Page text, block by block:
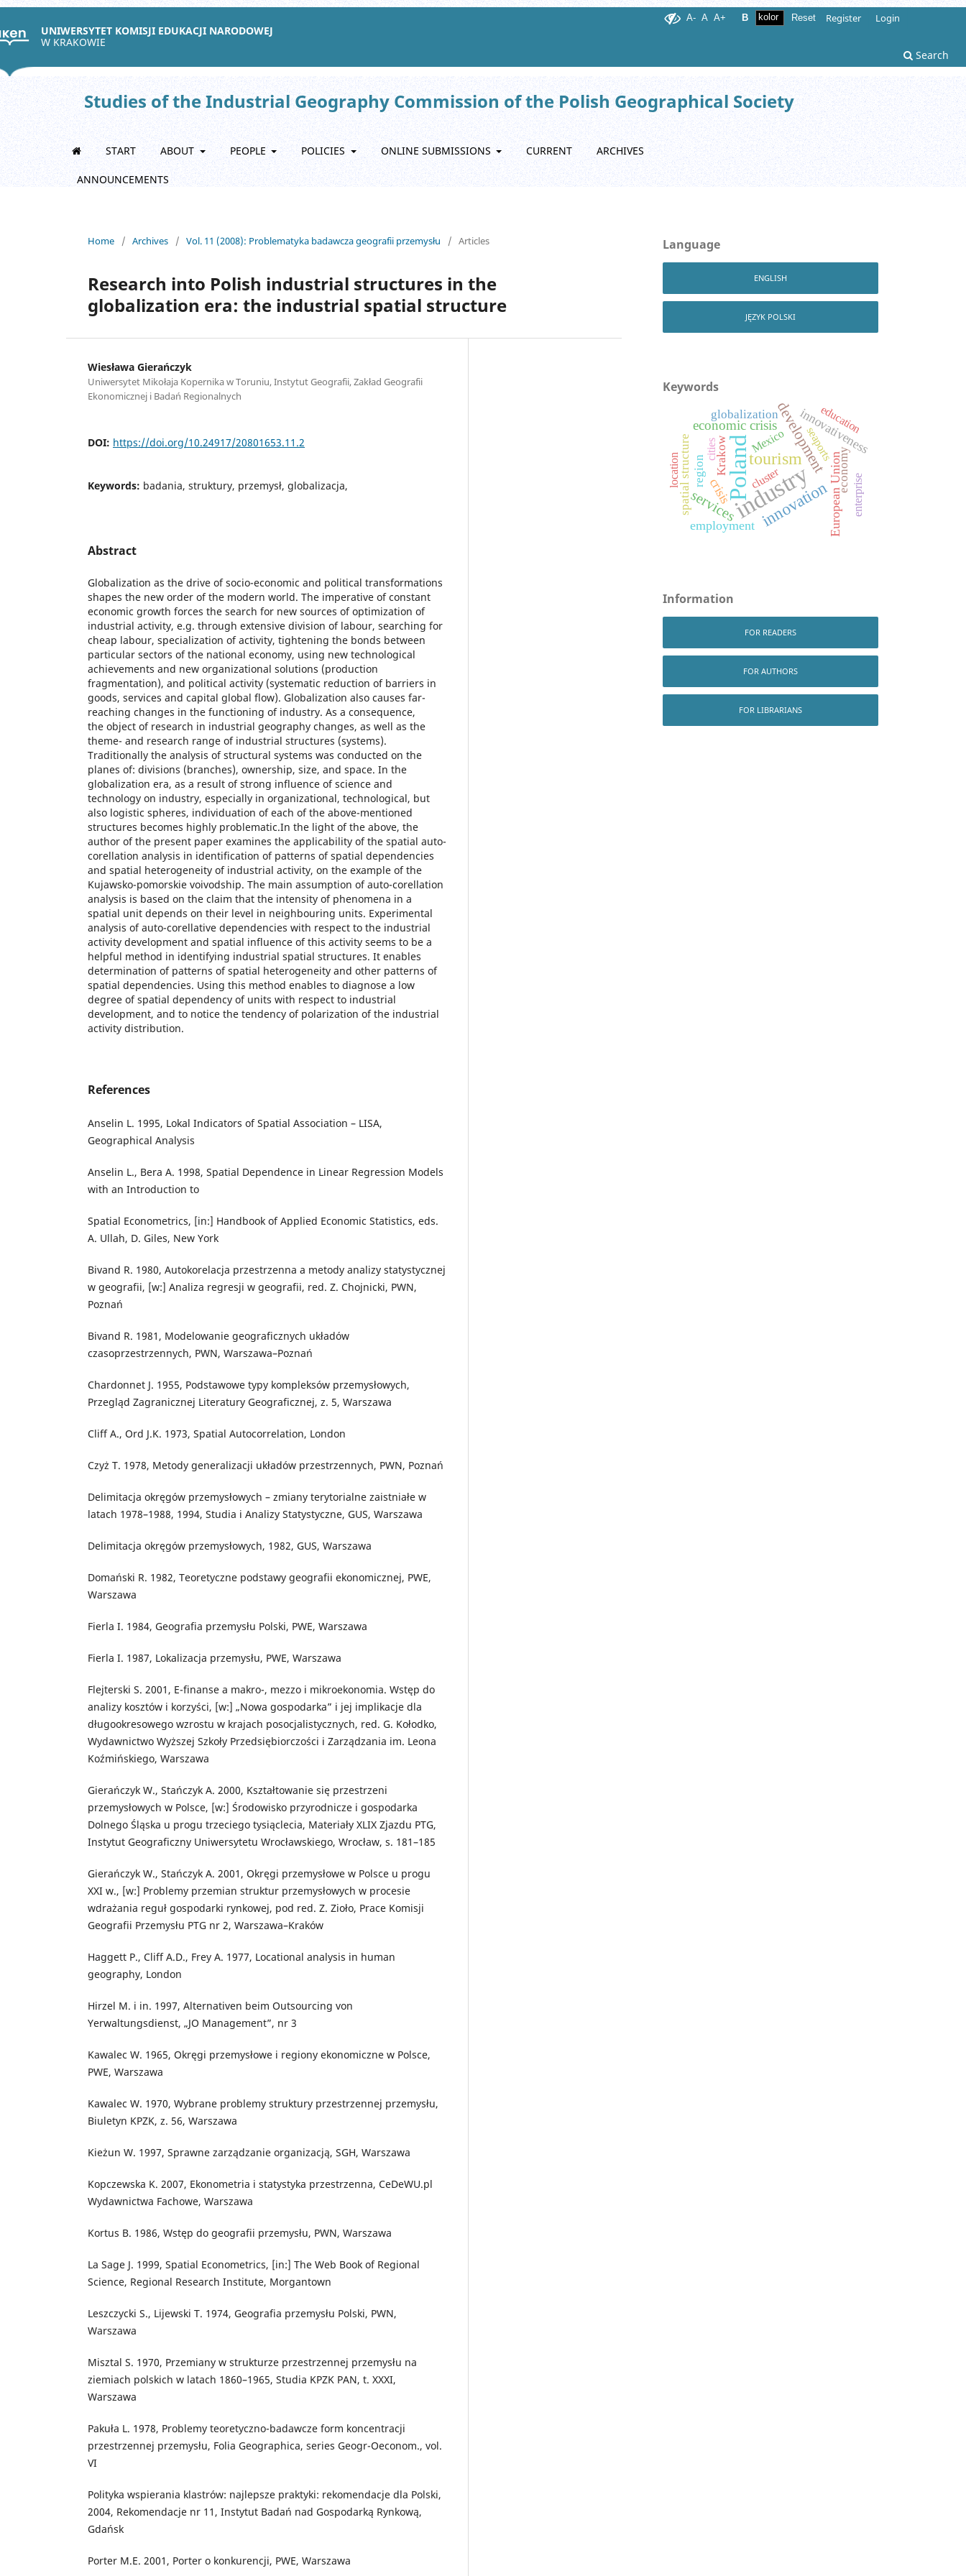
UNIWERSYTET KOMISJI EDUKACJI NARODOWEJ
W KRAKOWIE
Search
Studies of the Industrial Geography Commission of the Polish Geographical Society
START ABOUT PEOPLE POLICIES ONLINE SUBMISSIONS CURRENT ARCHIVES
ANNOUNCEMENTS
A- A A+ B Reset Register Login
Home / Archives / Vol. 11 (2008): Problematyka badawcza geografii przemysłu / Articles
Research into Polish industrial structures in the
globalization era: the industrial spatial structure
Wiesława Gierańczyk
Uniwersytet Mikołaja Kopernika w Toruniu, Instytut Geografii, Zakład Geografii
Ekonomicznej i Badań Regionalnych
DOI: https://doi.org/10.24917/20801653.11.2
Keywords: badania, struktury, przemysł, globalizacja,
Abstract
Globalization as the drive of socio-economic and political transformations
shapes the new order of the modern world. The imperative of constant
economic growth forces the search for new sources of optimization of
industrial activity, e.g. through extensive division of labour, searching for
cheap labour, specialization of activity, tightening the bonds between
particular sectors of the national economy, using new technological
achievements and new organizational solutions (production
fragmentation), and political activity (systematic reduction of barriers in
goods, services and capital global flow). Globalization also causes far-
reaching changes in the functioning of industry. As a consequence,
the object of research in industrial geography changes, as well as the
theme- and research range of industrial structures (systems).
Traditionally the analysis of structural systems was conducted on the
planes of: divisions (branches), ownership, size, and space. In the
globalization era, as a result of strong influence of science and
technology on industry, especially in organizational, technological, but
also logistic spheres, individuation of each of the above-mentioned
structures becomes highly problematic.In the light of the above, the
author of the present paper examines the applicability of the spatial auto-
corellation analysis in identification of patterns of spatial dependencies
and spatial heterogeneity of industrial activity, on the example of the
Kujawsko-pomorskie voivodship. The main assumption of auto-corellation
analysis is based on the claim that the intensity of phenomena in a
spatial unit depends on their level in neighbouring units. Experimental
analysis of auto-corellative dependencies with respect to the industrial
activity development and spatial influence of this activity seems to be a
helpful method in identifying industrial spatial structures. It enables
determination of patterns of spatial heterogeneity and other patterns of
spatial dependencies. Using this method enables to diagnose a low
degree of spatial dependency of units with respect to industrial
development, and to notice the tendency of polarization of the industrial
activity distribution.
References
Anselin L. 1995, Lokal Indicators of Spatial Association – LISA,
Geographical Analysis
Anselin L., Bera A. 1998, Spatial Dependence in Linear Regression Models
with an Introduction to
Spatial Econometrics, [in:] Handbook of Applied Economic Statistics, eds.
A. Ullah, D. Giles, New York
Bivand R. 1980, Autokorelacja przestrzenna a metody analizy statystycznej
w geografii, [w:] Analiza regresji w geografii, red. Z. Chojnicki, PWN,
Poznań
Bivand R. 1981, Modelowanie geograficznych układów
czasoprzestrzennych, PWN, Warszawa–Poznań
Chardonnet J. 1955, Podstawowe typy kompleksów przemysłowych,
Przegląd Zagranicznej Literatury Geograficznej, z. 5, Warszawa
Cliff A., Ord J.K. 1973, Spatial Autocorrelation, London
Czyż T. 1978, Metody generalizacji układów przestrzennych, PWN, Poznań
Delimitacja okręgów przemysłowych – zmiany terytorialne zaistniałe w
latach 1978–1988, 1994, Studia i Analizy Statystyczne, GUS, Warszawa
Delimitacja okręgów przemysłowych, 1982, GUS, Warszawa
Domański R. 1982, Teoretyczne podstawy geografii ekonomicznej, PWE,
Warszawa
Fierla I. 1984, Geografia przemysłu Polski, PWE, Warszawa
Fierla I. 1987, Lokalizacja przemysłu, PWE, Warszawa
Flejterski S. 2001, E-finanse a makro-, mezzo i mikroekonomia. Wstęp do
analizy kosztów i korzyści, [w:] „Nowa gospodarka” i jej implikacje dla
długookresowego wzrostu w krajach posocjalistycznych, red. G. Kołodko,
Wydawnictwo Wyższej Szkoły Przedsiębiorczości i Zarządzania im. Leona
Koźmińskiego, Warszawa
Gierańczyk W., Stańczyk A. 2000, Kształtowanie się przestrzeni
przemysłowych w Polsce, [w:] Środowisko przyrodnicze i gospodarka
Dolnego Śląska u progu trzeciego tysiąclecia, Materiały XLIX Zjazdu PTG,
Instytut Geograficzny Uniwersytetu Wrocławskiego, Wrocław, s. 181–185
Gierańczyk W., Stańczyk A. 2001, Okręgi przemysłowe w Polsce u progu
XXI w., [w:] Problemy przemian struktur przemysłowych w procesie
wdrażania reguł gospodarki rynkowej, pod red. Z. Zioło, Prace Komisji
Geografii Przemysłu PTG nr 2, Warszawa–Kraków
Haggett P., Cliff A.D., Frey A. 1977, Locational analysis in human
geography, London
Hirzel M. i in. 1997, Alternativen beim Outsourcing von
Yerwaltungsdienst, „JO Management”, nr 3
Kawalec W. 1965, Okręgi przemysłowe i regiony ekonomiczne w Polsce,
PWE, Warszawa
Kawalec W. 1970, Wybrane problemy struktury przestrzennej przemysłu,
Biuletyn KPZK, z. 56, Warszawa
Kieżun W. 1997, Sprawne zarządzanie organizacją, SGH, Warszawa
Kopczewska K. 2007, Ekonometria i statystyka przestrzenna, CeDeWU.pl
Wydawnictwa Fachowe, Warszawa
Kortus B. 1986, Wstęp do geografii przemysłu, PWN, Warszawa
La Sage J. 1999, Spatial Econometrics, [in:] The Web Book of Regional
Science, Regional Research Institute, Morgantown
Leszczycki S., Lijewski T. 1974, Geografia przemysłu Polski, PWN,
Warszawa
Misztal S. 1970, Przemiany w strukturze przestrzennej przemysłu na
ziemiach polskich w latach 1860–1965, Studia KPZK PAN, t. XXXI,
Warszawa
Pakuła L. 1978, Problemy teoretyczno-badawcze form koncentracji
przestrzennej przemysłu, Folia Geographica, series Geogr-Oeconom., vol.
VI
Polityka wspierania klastrów: najlepsze praktyki: rekomendacje dla Polski,
2004, Rekomendacje nr 11, Instytut Badań nad Gospodarką Rynkową,
Gdańsk
Porter M.E. 2001, Porter o konkurencji, PWE, Warszawa
Language
ENGLISH
JĘZYK POLSKI
Keywords
industry
Polandtourism
innovation
development
services
economic crisis
European Union
employment
crisis
innovativeness
spatial structure Krakow economy
region
globalization
location
enterprise
cluster
seaports
education
cities Mexico
Information
FOR READERS
FOR AUTHORS
FOR LIBRARIANS